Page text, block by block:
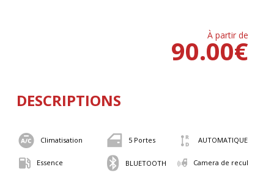
À partir de
€
90.00
DESCRIPTIONS
Climatisation 5 Portes AUTOMATIQUE
Essence BLUETOOTH Camera de recul